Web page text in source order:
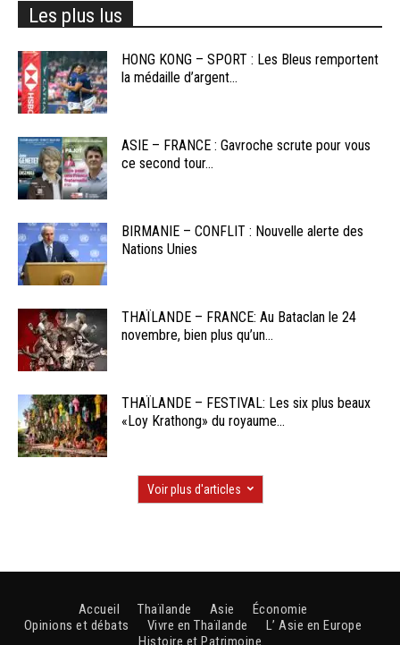
Les plus lus
HONG KONG – SPORT : Les Bleus remportent
la médaille d’argent...
ASIE – FRANCE : Gavroche scrute pour vous
ce second tour...
BIRMANIE – CONFLIT : Nouvelle alerte des
Nations Unies
THAÏLANDE – FRANCE: Au Bataclan le 24
novembre, bien plus qu’un...
THAÏLANDE – FESTIVAL: Les six plus beaux
«Loy Krathong» du royaume...
Voir plus d'articles
Accueil Thaïlande Asie
Économie
Opinions et débats
Vivre en Thaïlande
L’ Asie en Europe
Histoire et Patrimoine